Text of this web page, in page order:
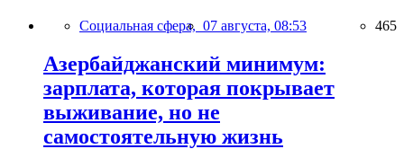
Социальная сфера, 07 августа, 08:53 465
Азербайджанский минимум:
зарплата, которая покрывает
выживание, но не
самостоятельную жизнь